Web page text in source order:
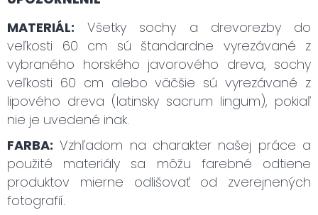
MATERIÁL: Všetky sochy a drevorezby do
veľkosti 60 cm sú štandardne vyrezávané z
vybraného horského javorového dreva, sochy
veľkosti 60 cm alebo väčšie sú vyrezávané z
lipového dreva (latinsky sacrum lingum), pokiaľ
nie je uvedené inak.
FARBA: Vzhľadom na charakter našej práce a
použité materiály sa môžu farebné odtiene
produktov mierne odlišovať od zverejnených
fotografií.